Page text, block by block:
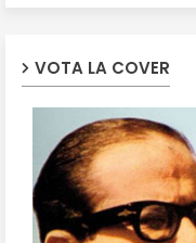
VOTA LA COVER